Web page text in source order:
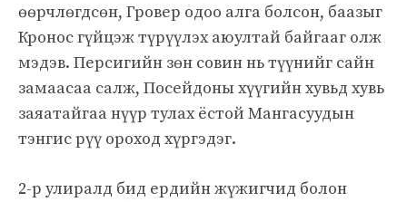
өөрчлөгдсөн, Гровер одоо алга болсон, баазыг
Кронос гүйцэж түрүүлэх аюултай байгааг олж
мэдэв. Персигийн зөн совин нь түүнийг сайн
замаасаа салж, Посейдоны хүүгийн хувьд хувь
заяатайгаа нүүр тулах ёстой Мангасуудын
тэнгис рүү ороход хүргэдэг.
2-р улиралд бид ердийн жүжигчид болон